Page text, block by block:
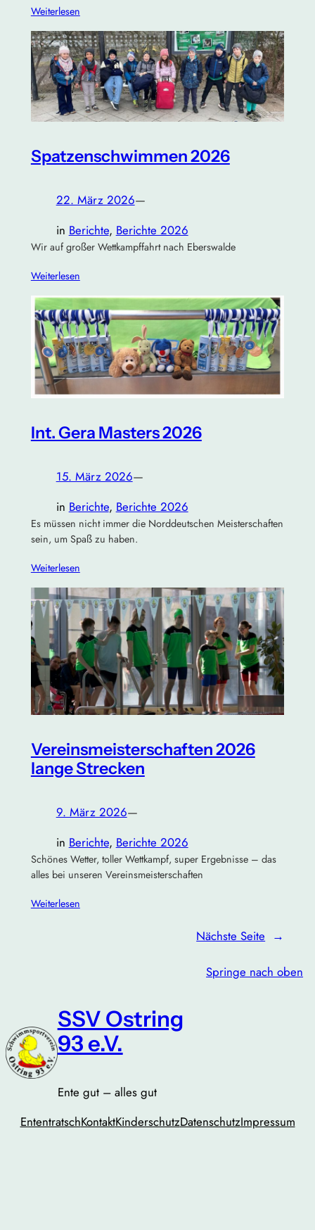
Weiterlesen
Spatzenschwimmen 2026
22. März 2026—
in Berichte, Berichte 2026
Wir auf großer Wettkampffahrt nach Eberswalde
Weiterlesen
Int. Gera Masters 2026
15. März 2026—
in Berichte, Berichte 2026
Es müssen nicht immer die Norddeutschen Meisterschaften
sein, um Spaß zu haben.
Weiterlesen
Vereinsmeisterschaften 2026
lange Strecken
9. März 2026—
in Berichte, Berichte 2026
Schönes Wetter, toller Wettkampf, super Ergebnisse – das
alles bei unseren Vereinsmeisterschaften
Weiterlesen
Nächste Seite →
Springe nach oben
SSV Ostring
93 e.V.
Ente gut – alles gut
EntentratschKontaktKinderschutzDatenschutzImpressum